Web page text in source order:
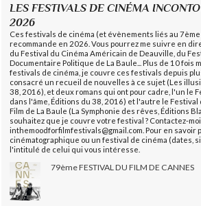
LES FESTIVALS DE CINÉMA
2026
Ces festivals de cinéma (et évènements liés au
recommande en 2026. Vous pourrez me suivre en
du Festival du Cinéma Américain de Deauville, du
Documentaire Politique de La Baule... Plus de 10 fois
festivals de cinéma, je couvre ces festivals depuis
consacré un recueil de nouvelles à ce sujet (Les
38, 2016), et deux romans qui ont pour cadre, l'un le
dans l'âme, Éditions du 38, 2016) et l'autre le
Film de La Baule (La Symphonie des rêves, Éditions
souhaitez que je couvre votre festival ? Contactez-moi
inthemoodforfilmfestivals@gmail.com. Pour en savoir
cinématographique ou un festival de cinéma (dates,
l'intitulé de celui qui vous intéresse.
79ème FESTIVAL DU FILM DE CANNES